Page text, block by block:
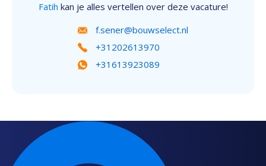
Fatih kan je alles vertellen over deze vacature!
f.sener@bouwselect.nl
+31202613970
+31613923089